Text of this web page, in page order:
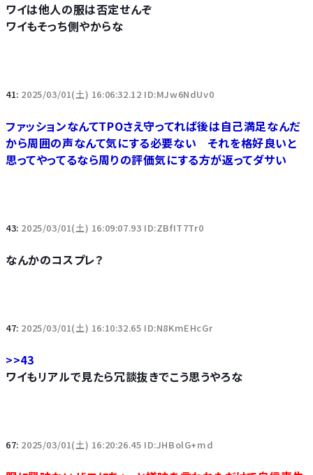
ワイは他人の服は否定せんぞ
ワイもそっち側やからな
41: 2025/03/01(土) 16:06:32.12 ID:MJw6NdUv0
ファッションなんてTPOさえ守ってれば後は自己満足なんだ
から周囲の声なんて気にする必要ない それを格好良いと
思ってやってるなら周りの評価気にする方が返ってダサい
43: 2025/03/01(土) 16:09:07.93 ID:ZBfIT7Tr0
なんかのコスプレ？
47: 2025/03/01(土) 16:10:32.65 ID:N8KmEHcGr
>>43
ワイもリアルで見たら冗談抜きでこう思うやろな
67: 2025/03/01(土) 16:20:26.45 ID:JHBolG+md